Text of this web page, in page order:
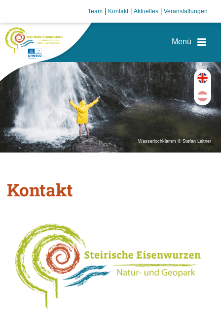
Team Kontakt| Aktuelles Veranstaltungen
Wasserlochklamm © Stefan Leitner
Kontakt